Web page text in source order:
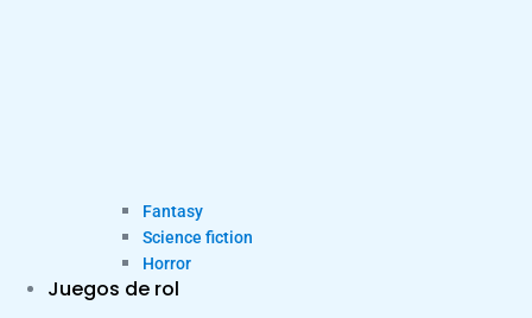
Fantasy
Science fiction
Horror
Juegos de rol